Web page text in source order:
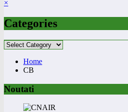
×
Categories
Categories
Home
CB
Noutati